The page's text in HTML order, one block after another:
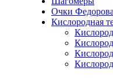
Очки
Кислородная